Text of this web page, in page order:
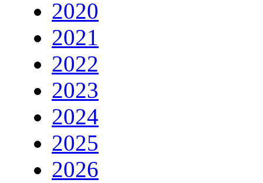
2020
2021
2022
2023
2024
2025
2026